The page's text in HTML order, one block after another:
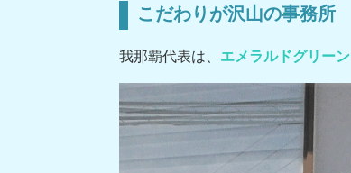
こだわりが沢山の事務所
我那覇代表は、 エメラルドグリーン